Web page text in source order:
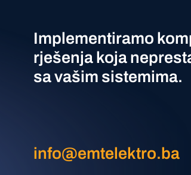
Implementiramo
rješenja koja
sa vašim sistemima.
info@emtelektro.ba